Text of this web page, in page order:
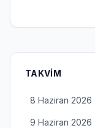
TAKVIM
8 Haziran 2026
9 Haziran 2026